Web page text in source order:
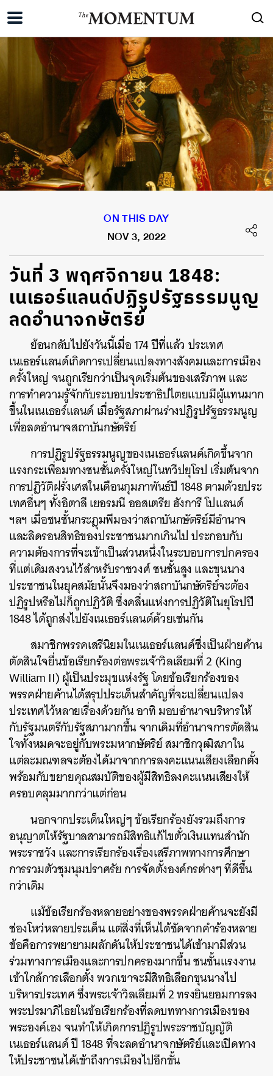
ON THIS DAY
NOV 3, 2022
วันที่ 3 พฤศจิกายน 1848:
เนเธอร์แลนด์ปฏิรูปรัฐธรรมนูญ
ลดอำนาจกษัตริย์
ย้อนกลับไปยังวันนี้เมื่อ 174 ปีที่แล้ว ประเทศ
เนเธอร์แลนด์เกิดการเปลี่ยนแปลงทางสังคมและการเมือง
ครั้งใหญ่ จนถูกเรียกว่าเป็นจุดเริ่มต้นของเสรีภาพ และ
การทำความรู้จักกับระบอบประชาธิปไตยแบบมีผู้แทนมาก
ขึ้นในเนเธอร์แลนด์ เมื่อรัฐสภาผ่านร่างปฏิรูปรัฐธรรมนูญ
เพื่อลดอำนาจสถาบันกษัตริย์
การปฏิรูปรัฐธรรมนูญของเนเธอร์แลนด์เกิดขึ้นจาก
แรงกระเพื่อมทางชนชั้นครั้งใหญ่ในทวีปยุโรป เริ่มต้นจาก
การปฏิวัติฝรั่งเศสในเดือนกุมภาพันธ์ปี 1848 ตามด้วยประ
เทศอื่นๆ ทั้งอิตาลี เยอรมนี ออสเตรีย ฮังการี โปแลนด์
ฯลฯ เมื่อชนชั้นกระฎุมพีมองว่าสถาบันกษัตริย์มีอำนาจ
และลิดรอนสิทธิของประชาชนมากเกินไป ประกอบกับ
ความต้องการที่จะเข้าเป็นส่วนหนึ่งในระบอบการปกครอง
ที่แต่เดิมสงวนไว้สำหรับราชวงศ์ ชนชั้นสูง และขุนนาง
ประชาชนในยุคสมัยนั้นจึงมองว่าสถาบันกษัตริย์จะต้อง
ปฏิรูปหรือไม่ก็ถูกปฏิวัติ ซึ่งคลื่นแห่งการปฏิวัติในยุโรปปี
1848 ได้ถูกส่งไปยังเนเธอร์แลนด์ด้วยเช่นกัน
สมาชิกพรรคเสรีนิยมในเนเธอร์แลนด์ซึ่งเป็นฝ่ายค้าน
ตัดสินใจยื่นข้อเรียกร้องต่อพระเจ้าวิลเลียมที่ 2 (King
William II) ผู้เป็นประมุขแห่งรัฐ โดยข้อเรียกร้องของ
พรรคฝ่ายค้านได้สรุปประเด็นสำคัญที่จะเปลี่ยนแปลง
ประเทศไว้หลายเรื่องด้วยกัน อาทิ มอบอำนาจบริหารให้
กับรัฐมนตรีกับรัฐสภามากขึ้น จากเดิมที่อำนาจการตัดสิน
ใจทั้งหมดจะอยู่กับพระมหากษัตริย์ สมาชิกวุฒิสภาใน
แต่ละมณฑลจะต้องได้มาจากการลงคะแนนเสียงเลือกตั้ง
พร้อมกับขยายคุณสมบัติของผู้มีสิทธิลงคะแนนเสียงให้
ครอบคลุมมากกว่าแต่ก่อน
นอกจากประเด็นใหญ่ๆ ข้อเรียกร้องยังรวมถึงการ
อนุญาตให้รัฐบาลสามารถมีสิทธิแก้ไขตั๋วเงินแทนสำนัก
พระราชวัง และการเรียกร้องเรื่องเสรีภาพทางการศึกษา
การรวมตัวชุมนุมปราศรัย การจัดตั้งองค์กรต่างๆ ที่ดีขึ้น
กว่าเดิม
แม้ข้อเรียกร้องหลายอย่างของพรรคฝ่ายค้านจะยังมี
ช่องโหว่หลายประเด็น แต่สิ่งที่เห็นได้ชัดจากคำร้องหลาย
ข้อคือการพยายามผลักดันให้ประชาชนได้เข้ามามีส่วน
ร่วมทางการเมืองและการปกครองมากขึ้น ชนชั้นแรงงาน
เข้าใกล้การเลือกตั้ง พวกเขาจะมีสิทธิเลือกขุนนางไป
บริหารประเทศ ซึ่งพระเจ้าวิลเลียมที่ 2 ทรงยินยอมการลง
พระปรมาภิไธยในข้อเรียกร้องที่ลดบททางการเมืองของ
พระองค์เอง จนทำให้เกิดการปฏิรูปพระราชบัญญัติ
เนเธอร์แลนด์ ปี 1848 ที่จะลดอำนาจกษัตริย์และเปิดทาง
ให้ประชาชนได้เข้าถึงการเมืองไปอีกขั้น